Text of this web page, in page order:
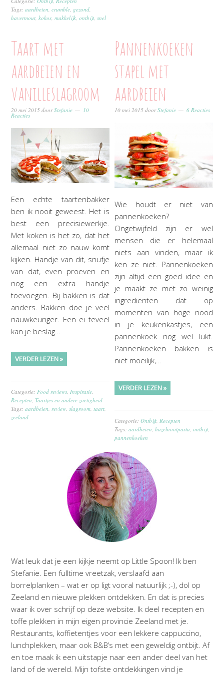
Tags:aardbeien,crumble, gezond,
havermout,kokos,makkelijk,ontbijt,snel
Taart met
aardbeien en
vanilleslagroom
20 mei 2015 doorStefanie 10
Reacties
Een echte taartenbakker
ben ik nooit geweest. Het is
best een precisiewerkje.
Met koken is het zo, dat het
allemaal niet zo nauw komt
kijken. Handje van dit, snufje
van dat, even proeven en
nog een extra handje
toevoegen. Bij bakken is dat
anders. Bakken doe je veel
nauwkeuriger. Een ei teveel
kan je beslag…
VERDER LEZEN »
Categorie:Food reviews,Inspiratie,
Recepten,Taartjes en andere zoetigheid
Tags:aardbeien,review,slagroom,taart,
zeeland
Pannenkoeken
stapel met
aardbeien
10 mei 2015 doorStefanie 6 Reacties
Wie houdt er niet van
pannenkoeken?
Ongetwijfeld zijn er wel
mensen die er helemaal
niets aan vinden, maar ik
ken ze niet. Pannenkoeken
zijn altijd een goed idee en
je maakt ze met zo weinig
ingrediënten dat op
momenten van hoge nood
in je keukenkastjes, een
pannenkoek nog wel lukt.
Pannenkoeken bakken is
niet moeilijk,…
VERDER LEZEN »
Categorie:Ontbijt Recepten
Tags:aardbeien ,hazelnootpasta ,ontbijt
pannenkoeken
Wat leuk dat je een kijkje neemt op Little Spoon! Ik ben
Stefanie. Een fulltime vreetzak, verslaafd aan
borrelplanken – wat er op ligt vooral natuurlijk ;-), dol op
Zeeland en nieuwe plekken ontdekken. En dat is precies
waar ik over schrijf op deze website. Ik deel recepten en
toffe plekken in mijn eigen provincie Zeeland met je.
Restaurants, koffietentjes voor een lekkere cappuccino,
lunchplekken, maar ook B&B’s met een geweldig ontbijt. Af
en toe maak ik een uitstapje naar een ander deel van het
land of de wereld. Mijn tofste ontdekkingen vind je